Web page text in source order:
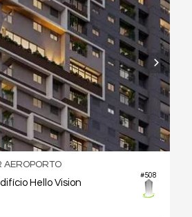
#508
AEROPORTO
Hello Vision